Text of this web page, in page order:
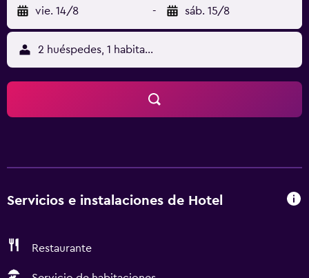
vie. 14/8 - sáb. 15/8
2 huéspedes, 1 habitación
Servicios e instalaciones de Hotel
Restaurante